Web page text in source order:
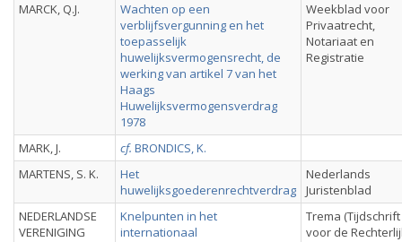
MARCK, Q.J.
Wachten op een
verblijfsvergunning en het
toepasselijk
huwelijksvermogensrecht, de
werking van artikel 7 van het
Haags
Huwelijksvermogensverdrag
1978
Weekblad voor
Privaatrecht,
Notariaat en
Registratie
MARK, J. cf. BRONDICS, K.
MARTENS, S. K.
Het
huwelijksgoederenrechtverdrag
Nederlands
Juristenblad
NEDERLANDSE
VERENIGING
Knelpunten in het
internationaal
Trema (Tijdschrift
voor de